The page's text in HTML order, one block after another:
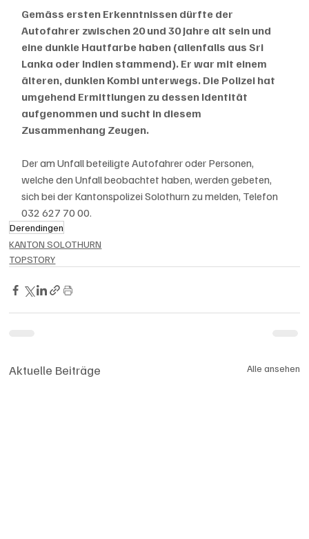
Gemäss ersten Erkenntnissen dürfte der
Autofahrer zwischen 20 und 30 Jahre alt sein und
eine dunkle Hautfarbe haben (allenfalls aus Sri
Lanka oder Indien stammend). Er war mit einem
älteren, dunklen Kombi unterwegs. Die Polizei hat
umgehend Ermittlungen zu dessen Identität
aufgenommen und sucht in diesem
Zusammenhang Zeugen.
Der am Unfall beteiligte Autofahrer oder Personen,
welche den Unfall beobachtet haben, werden gebeten,
sich bei der Kantonspolizei Solothurn zu melden, Telefon
032 627 70 00.
Derendingen
KANTON SOLOTHURN
TOPSTORY
Aktuelle Beiträge Alle ansehen